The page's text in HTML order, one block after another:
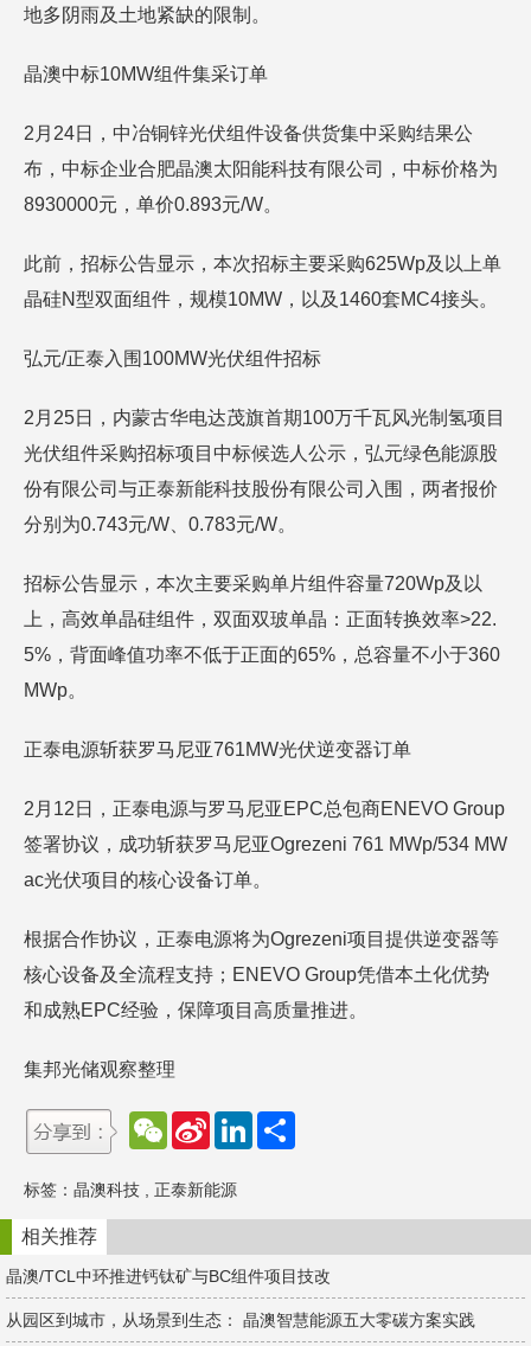
地多阴雨及土地紧缺的限制。
晶澳中标10MW组件集采订单
2月24日，中冶铜锌光伏组件设备供货集中采购结果公
布，中标企业合肥晶澳太阳能科技有限公司，中标价格为
8930000元，单价0.893元/W。
此前，招标公告显示，本次招标主要采购625Wp及以上单
晶硅N型双面组件，规模10MW，以及1460套MC4接头。
弘元/正泰入围100MW光伏组件招标
2月25日，内蒙古华电达茂旗首期100万千瓦风光制氢项目
光伏组件采购招标项目中标候选人公示，弘元绿色能源股
份有限公司与正泰新能科技股份有限公司入围，两者报价
分别为0.743元/W、0.783元/W。
招标公告显示，本次主要采购单片组件容量720Wp及以
上，高效单晶硅组件，双面双玻单晶：正面转换效率>22.
5%，背面峰值功率不低于正面的65%，总容量不小于360
MWp。
正泰电源斩获罗马尼亚761MW光伏逆变器订单
2月12日，正泰电源与罗马尼亚EPC总包商ENEVO Group
签署协议，成功斩获罗马尼亚Ogrezeni 761 MWp/534 MW
ac光伏项目的核心设备订单。
根据合作协议，正泰电源将为Ogrezeni项目提供逆变器等
核心设备及全流程支持；ENEVO Group凭借本土化优势
和成熟EPC经验，保障项目高质量推进。
集邦光储观察整理
W
e
a
t
S
a
W
e
b
o
L
d
n
标签： 晶澳科技 正泰新能源
相关推荐
晶澳/TCL中环推进钙钛矿与BC组件项目技改
从园区到城市，从场景到生态： 晶澳智慧能源五大零碳方案实践